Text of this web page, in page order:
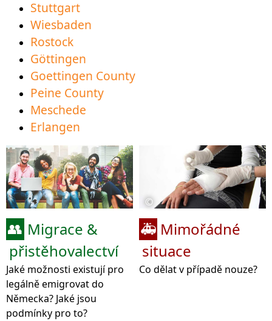
Stuttgart
Wiesbaden
Rostock
Göttingen
Goettingen County
Peine County
Meschede
Erlangen
👥 Migrace &
přistěhovalectví
Jaké možnosti existují pro
legálně emigrovat do
Německa? Jaké jsou
podmínky pro to?
©
🚑 Mimořádné
situace
Co dělat v případě nouze?